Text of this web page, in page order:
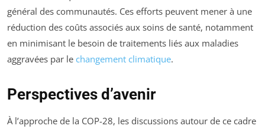
général des communautés. Ces efforts peuvent mener à une
réduction des coûts associés aux soins de santé, notamment
en minimisant le besoin de traitements liés aux maladies
aggravées par le changement climatique.
Perspectives d’avenir
À l’approche de la COP-28, les discussions autour de ce cadre